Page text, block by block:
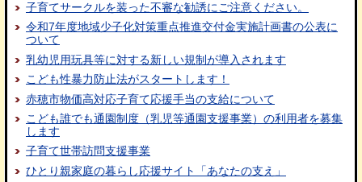
子育てサークルを装った不審な勧誘にご注意ください。
令和7年度地域少子化対策重点推進交付金実施計画書の公表に
ついて
乳幼児用玩具等に対する新しい規制が導入されます
こども性暴力防止法がスタートします！
赤穂市物価高対応子育て応援手当の支給について
こども誰でも通園制度（乳児等通園支援事業）の利用者を募集
します
子育て世帯訪問支援事業
ひとり親家庭の暮らし応援サイト「あなたの支え」